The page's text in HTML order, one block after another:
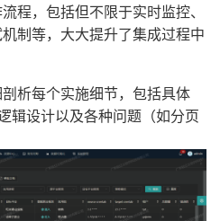
程，包括但不限于实时监控、
制等，大大提升了集成过程中
析每个实施细节，包括具体
辑设计以及各种问题（如分页